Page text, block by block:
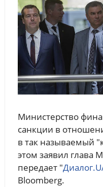
Министерство
санкции в
в так называемый
этом заявил
передает "
Bloomberg.